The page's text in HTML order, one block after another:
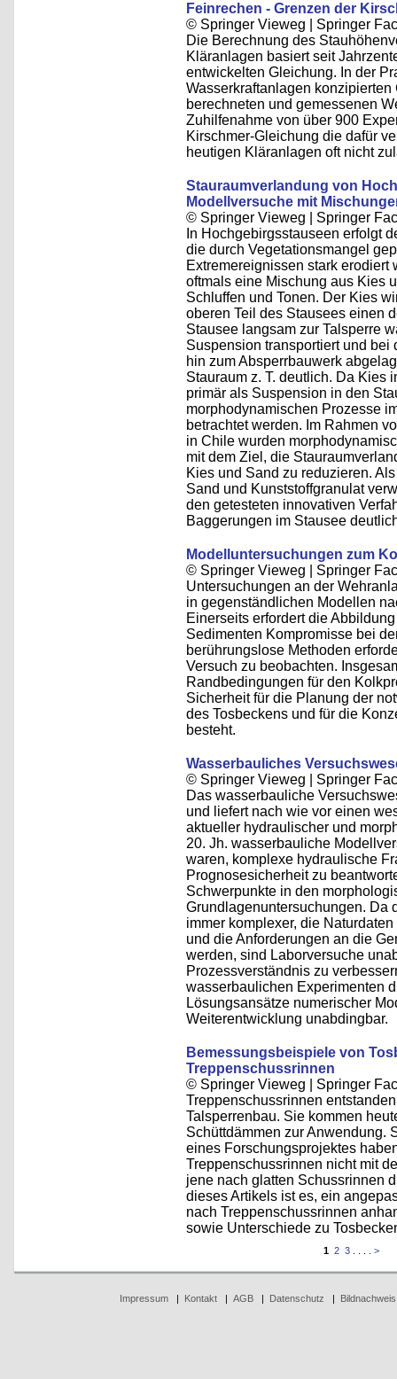
Feinrechen - Grenzen der
© Springer Vieweg | Springer
Die Berechnung des
Kläranlagen basiert seit
entwickelten Gleichung. In der
Wasserkraftanlagen
berechneten und gemessenen
Zuhilfenahme von über 900
Kirschmer-Gleichung die dafür
heutigen Kläranlagen oft nicht
Stauraumverlandung von
Modellversuche mit
© Springer Vieweg | Springer
In Hochgebirgsstauseen erfolgt
die durch Vegetationsmangel
Extremereignissen stark
oftmals eine Mischung aus Kies
Schluffen und Tonen. Der Kies
oberen Teil des Stausees einen
Stausee langsam zur Talsperre
Suspension transportiert und
hin zum Absperrbauwerk
Stauraum z. T. deutlich. Da Kies
primär als Suspension in den
morphodynamischen Prozesse
betrachtet werden. Im Rahmen
in Chile wurden
mit dem Ziel, die
Kies und Sand zu reduzieren.
Sand und Kunststoffgranulat
den getesteten innovativen
Baggerungen im Stausee
Modelluntersuchungen zum
© Springer Vieweg | Springer
Untersuchungen an der
in gegenständlichen Modellen
Einerseits erfordert die
Sedimenten Kompromisse bei
berührungslose Methoden
Versuch zu beobachten.
Randbedingungen für den
Sicherheit für die Planung der
des Tosbeckens und für die
besteht.
Wasserbauliches
© Springer Vieweg | Springer
Das wasserbauliche
und liefert nach wie vor einen
aktueller hydraulischer und
20. Jh. wasserbauliche
waren, komplexe hydraulische
Prognosesicherheit zu
Schwerpunkte in den
Grundlagenuntersuchungen. Da
immer komplexer, die
und die Anforderungen an die
werden, sind Laborversuche
Prozessverständnis zu
wasserbaulichen Experimenten
Lösungsansätze numerischer
Weiterentwicklung unabdingbar.
Bemessungsbeispiele von
Treppenschussrinnen
© Springer Vieweg | Springer
Treppenschussrinnen
Talsperrenbau. Sie kommen
Schüttdämmen zur Anwendung.
eines Forschungsprojektes
Treppenschussrinnen nicht mit
jene nach glatten Schussrinnen
dieses Artikels ist es, ein
nach Treppenschussrinnen
sowie Unterschiede zu
1 2 3 >
Impressum| Kontakt| AGB| Datenschutz | Bildnachweis